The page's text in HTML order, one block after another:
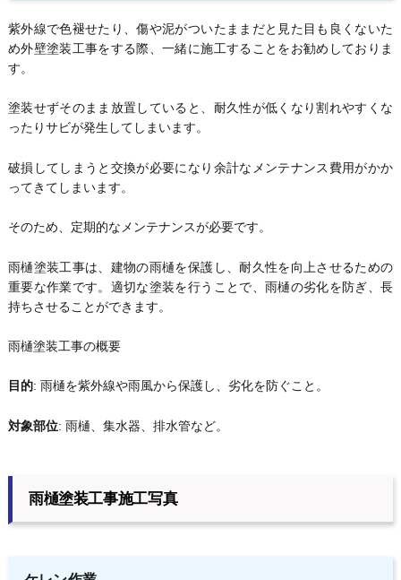
紫外線で色褪せたり、傷や泥がついたままだと見た目も良くないた
め外壁塗装工事をする際、一緒に施工することをお勧めしておりま
す。
塗装せずそのまま放置していると、耐久性が低くなり割れやすくな
ったりサビが発生してしまいます。
破損してしまうと交換が必要になり余計なメンテナンス費用がかか
ってきてしまいます。
そのため、定期的なメンテナンスが必要です。
雨樋塗装工事は、建物の雨樋を保護し、耐久性を向上させるための
重要な作業です。適切な塗装を行うことで、雨樋の劣化を防ぎ、長
持ちさせることができます。
雨樋塗装工事の概要
目的: 雨樋を紫外線や雨風から保護し、劣化を防ぐこと。
対象部位: 雨樋、集水器、排水管など。
雨樋塗装工事施工写真